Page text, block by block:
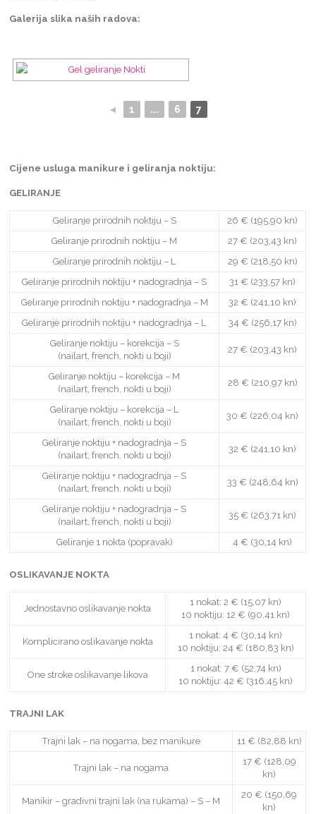
Galerija slika naših radova:
◄ 1 ... 6 7
Cijene usluga manikure i geliranja noktiju:
GELIRANJE
Geliranje prirodnih noktiju – S
26 € (195,90 kn)
Geliranje prirodnih noktiju – M
27 € (203,43 kn)
Geliranje prirodnih noktiju – L
29 € (218,50 kn)
Geliranje prirodnih noktiju + nadogradnja – S
31 € (233,57 kn)
Geliranje prirodnih noktiju + nadogradnja – M
32 € (241,10 kn)
Geliranje prirodnih noktiju + nadogradnja – L
34 € (256,17 kn)
Geliranje noktiju – korekcija – S
(nailart, french, nokti u boji)
27 € (203,43 kn)
Geliranje noktiju – korekcija – M
(nailart, french, nokti u boji)
28 € (210,97 kn)
Geliranje noktiju – korekcija – L
(nailart, french, nokti u boji)
30 € (226,04 kn)
Geliranje noktiju + nadogradnja – S
(nailart, french, nokti u boji)
32 € (241,10 kn)
Geliranje noktiju + nadogradnja – S
(nailart, french, nokti u boji)
33 € (248,64 kn)
Geliranje noktiju + nadogradnja – S
(nailart, french, nokti u boji)
35 € (263,71 kn)
Geliranje 1 nokta (popravak) 4 € (30,14 kn)
OSLIKAVANJE NOKTA
Jednostavno oslikavanje nokta
1 nokat: 2 € (15,07 kn)
10 noktiju: 12 € (90,41 kn)
Komplicirano oslikavanje nokta
1 nokat: 4 € (30,14 kn)
10 noktiju: 24 € (180,83 kn)
One stroke oslikavanje likova
1 nokat: 7 € (52,74 kn)
10 noktiju: 42 € (316,45 kn)
TRAJNI LAK
Trajni lak – na nogama, bez manikure 11 € (82,88 kn)
Trajni lak – na nogama
17 € (128,09
kn)
Manikir – gradivni trajni lak (na rukama) – S – M
20 € (150,69
kn)